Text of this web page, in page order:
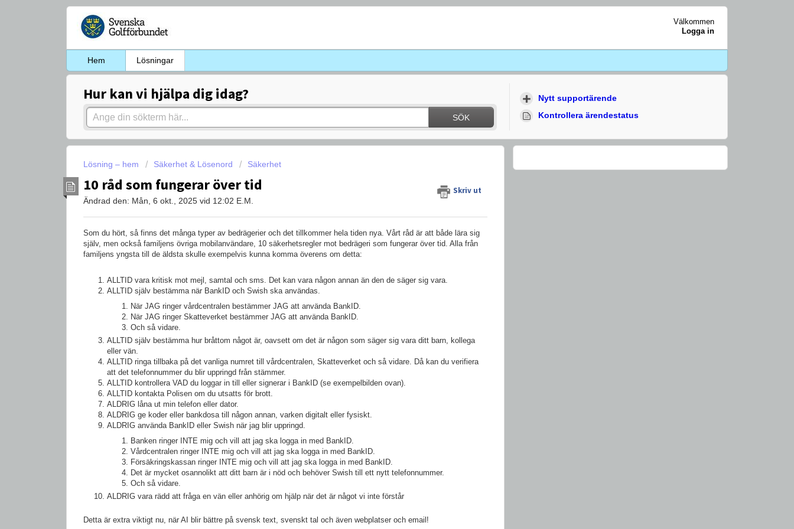
Välkommen
Logga in
Hem Lösningar
Hur kan vi hjälpa dig idag?
SÖK
Nytt supportärende
Kontrollera ärendestatus
Lösning – hem Säkerhet & Lösenord Säkerhet
10 råd som fungerar över tid Skriv ut
Ändrad den: Mån, 6 okt., 2025 vid 12:02 E.M.
Som du hört, så finns det många typer av bedrägerier och det tillkommer hela tiden nya. Vårt råd är att både lära sig
själv, men också familjens övriga mobilanvändare, 10 säkerhetsregler mot bedrägeri som fungerar över tid. Alla från
familjens yngsta till de äldsta skulle exempelvis kunna komma överens om detta:
ALLTID vara kritisk mot mejl, samtal och sms. Det kan vara någon annan än den de säger sig vara.
ALLTID själv bestämma när BankID och Swish ska användas.
När JAG ringer vårdcentralen bestämmer JAG att använda BankID.
När JAG ringer Skatteverket bestämmer JAG att använda BankID.
Och så vidare.
ALLTID själv bestämma hur bråttom något är, oavsett om det är någon som säger sig vara ditt barn, kollega
eller vän.
ALLTID ringa tillbaka på det vanliga numret till vårdcentralen, Skatteverket och så vidare. Då kan du verifiera
att det telefonnummer du blir uppringd från stämmer.
ALLTID kontrollera VAD du loggar in till eller signerar i BankID (se exempelbilden ovan).
ALLTID kontakta Polisen om du utsatts för brott.
ALDRIG låna ut min telefon eller dator.
ALDRIG ge koder eller bankdosa till någon annan, varken digitalt eller fysiskt.
ALDRIG använda BankID eller Swish när jag blir uppringd.
Banken ringer INTE mig och vill att jag ska logga in med BankID.
Vårdcentralen ringer INTE mig och vill att jag ska logga in med BankID.
Försäkringskassan ringer INTE mig och vill att jag ska logga in med BankID.
Det är mycket osannolikt att ditt barn är i nöd och behöver Swish till ett nytt telefonnummer.
Och så vidare.
ALDRIG vara rädd att fråga en vän eller anhörig om hjälp när det är något vi inte förstår
Detta är extra viktigt nu, när AI blir bättre på svensk text, svenskt tal och även webplatser och email!